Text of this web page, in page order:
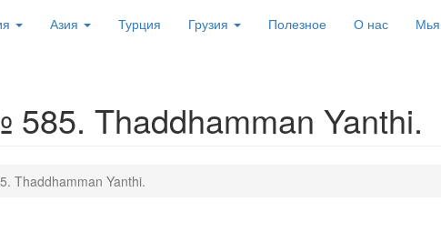
Азия Турция Грузия Полезное О нас
Thaddhamman Yanthi.
Thaddhamman Yanthi.